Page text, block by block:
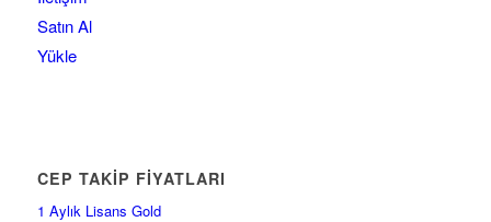
Satın Al
Yükle
CEP TAKİP FİYATLARI
1 Aylık Lisans Gold